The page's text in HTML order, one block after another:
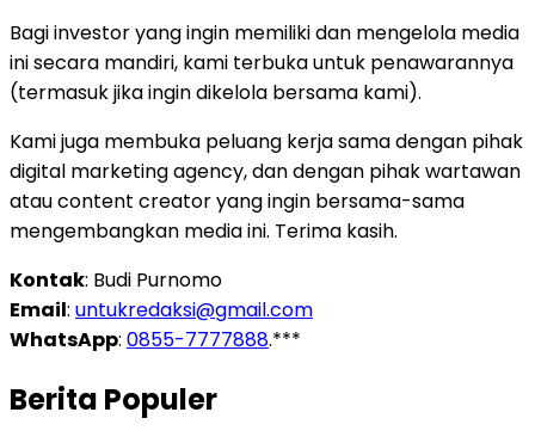
Bagi investor yang ingin memiliki dan mengelola media
ini secara mandiri, kami terbuka untuk penawarannya
(termasuk jika ingin dikelola bersama kami).
Kami juga membuka peluang kerja sama dengan pihak
digital marketing agency, dan dengan pihak wartawan
atau content creator yang ingin bersama-sama
mengembangkan media ini. Terima kasih.
Kontak: Budi Purnomo
Email: untukredaksi@gmail.com
WhatsApp: 0855-7777888.***
Berita Populer